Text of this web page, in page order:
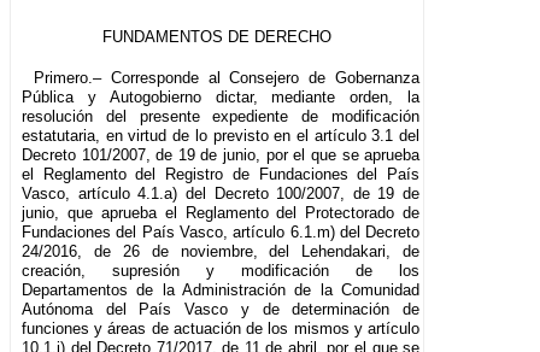
FUNDAMENTOS DE DERECHO
Primero.– Corresponde al Consejero de Gobernanza
Pública y Autogobierno dictar, mediante orden, la
resolución del presente expediente de modificación
estatutaria, en virtud de lo previsto en el artículo 3.1 del
Decreto 101/2007, de 19 de junio, por el que se aprueba
el Reglamento del Registro de Fundaciones del País
Vasco, artículo 4.1.a) del Decreto 100/2007, de 19 de
junio, que aprueba el Reglamento del Protectorado de
Fundaciones del País Vasco, artículo 6.1.m) del Decreto
24/2016, de 26 de noviembre, del Lehendakari, de
creación, supresión y modificación de los
Departamentos de la Administración de la Comunidad
Autónoma del País Vasco y de determinación de
funciones y áreas de actuación de los mismos y artículo
10.1.j) del Decreto 71/2017, de 11 de abril, por el que se